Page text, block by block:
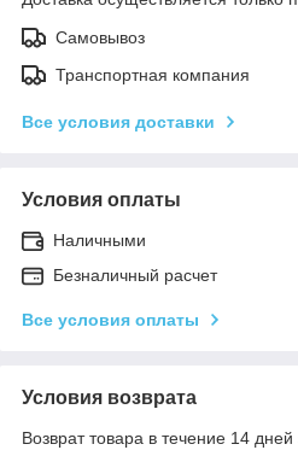
Самовывоз
Транспортная компания
Все условия доставки
Условия оплаты
Наличными
Безналичный расчет
Все условия оплаты
Условия возврата
Возврат товара в течение 14 дней